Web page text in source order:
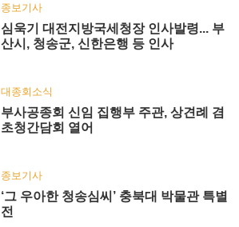
종보기사
심욱기 대전지방국세청장 인사발령... 부
산시, 청송군, 신한은행 등 인사
대종회소식
부사공종회 신임 집행부 주관, 상견례 겸
초청간담회 열어
종보기사
‘그 우아한 청송심씨’ 충북대 박물관 특별
전